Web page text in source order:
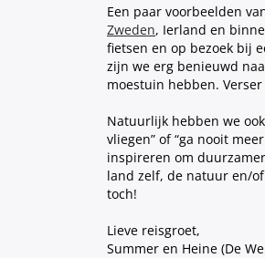
Een paar voorbeelden
Zweden, Ierland en
fietsen en op bezoek bij
zijn we erg benieuwd
moestuin hebben.
Natuurlijk hebben we
vliegen” of “ga nooit
inspireren om
land zelf, de natuur en/
toch!
Lieve reisgroet,
Summer en Heine (De